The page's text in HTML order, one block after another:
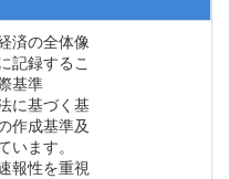
済の全体像
記録するこ
基準
に基づく基
作成基準及
います。
報性を重視